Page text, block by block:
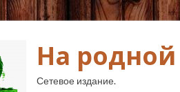
На
Сетевое издание.